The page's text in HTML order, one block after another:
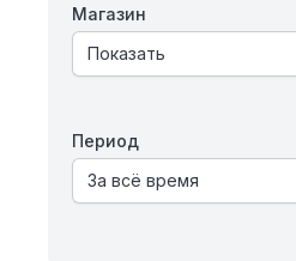
Магазин
Показать
Период
За всё время